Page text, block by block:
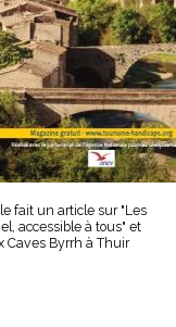
fait un article sur "Les
accessible à tous" et
Caves Byrrh à Thuir